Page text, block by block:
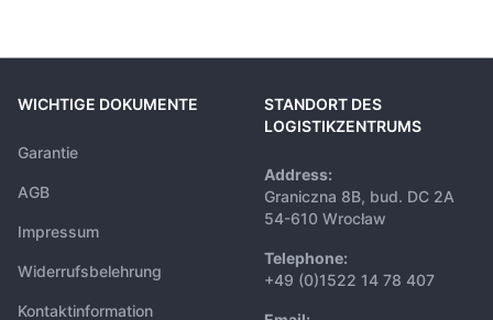
WICHTIGE DOKUMENTE
Garantie
AGB
Impressum
Widerrufsbelehrung
Kontaktinformation
STANDORT DES
LOGISTIKZENTRUMS
Address:
Graniczna 8B, bud. DC 2A
54-610 Wrocław
Telephone:
+49 (0)1522 14 78 407